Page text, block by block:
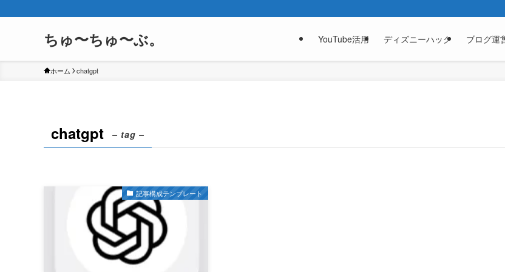
ちゅ〜ちゅ〜ぶ。 YouTube活用 ディズニーハック ブログ運
ホーム chatgpt
chatgpt – tag –
記事構成テンプレート